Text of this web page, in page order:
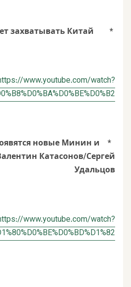
*
захватывать Китай
www.youtube.com/watch?
новые Минин и
Катасонов/Сергей
Удальцов
www.youtube.com/watch?